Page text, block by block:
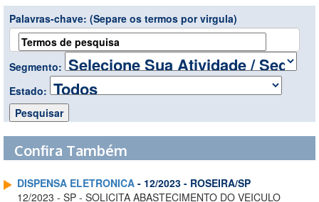
Palavras-chave: (Separe os termos por virgula)
Segmento:
Estado:
Confira Também
DISPENSA ELETRONICA - 12/2023 - ROSEIRA/SP
12/2023 - SP - SOLICITA ABASTECIMENTO DO VEICULO